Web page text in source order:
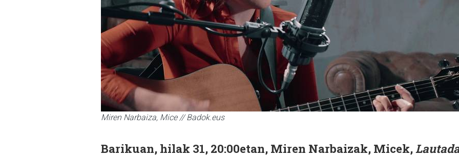
Miren Narbaiza, Mice // Badok.eus
Barikuan, hilak 31, 20:00etan, Miren Narbaizak, Micek,